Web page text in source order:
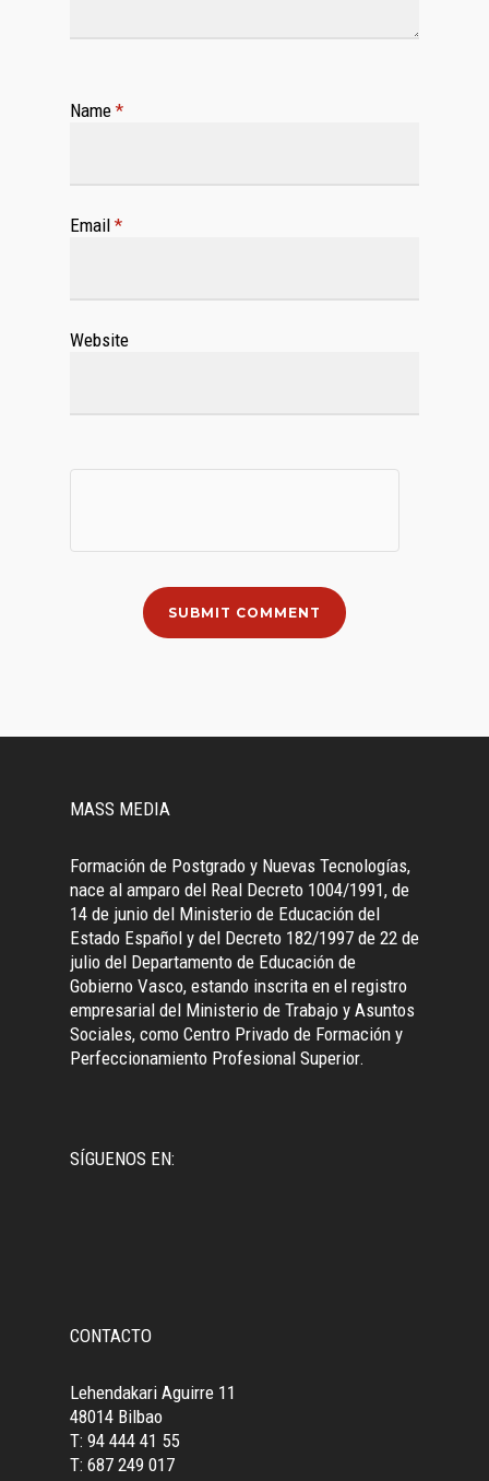
Name *
Email *
Website
MASS MEDIA
Formación de Postgrado y Nuevas Tecnologías,
nace al amparo del Real Decreto 1004/1991, de
14 de junio del Ministerio de Educación del
Estado Español y del Decreto 182/1997 de 22 de
julio del Departamento de Educación de
Gobierno Vasco, estando inscrita en el registro
empresarial del Ministerio de Trabajo y Asuntos
Sociales, como Centro Privado de Formación y
Perfeccionamiento Profesional Superior.
SÍGUENOS EN:
CONTACTO
Lehendakari Aguirre 11
48014 Bilbao
T: 94 444 41 55
T: 687 249 017